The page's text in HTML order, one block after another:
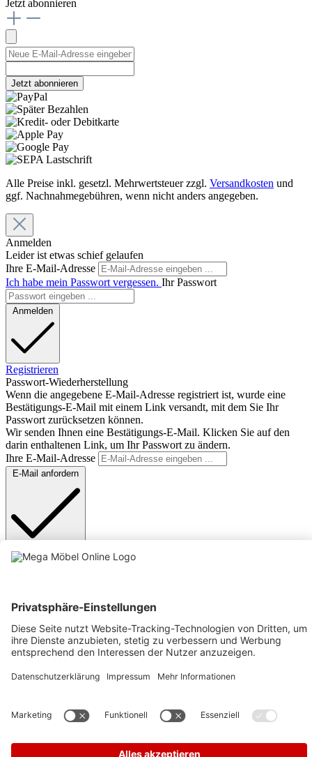
Jetzt abonnieren
Jetzt abonnieren
Alle Preise inkl. gesetzl. Mehrwertsteuer zzgl. Versandkosten und
ggf. Nachnahmegebühren, wenn nicht anders angegeben.
Anmelden
Leider ist etwas schief gelaufen
Ihre E-Mail-Adresse
Ich habe mein Passwort vergessen. Ihr Passwort
Anmelden
Registrieren
Passwort-Wiederherstellung
Wenn die angegebene E-Mail-Adresse registriert ist, wurde eine
Bestätigungs-E-Mail mit einem Link versandt, mit dem Sie Ihr
Passwort zurücksetzen können.
Wir senden Ihnen eine Bestätigungs-E-Mail. Klicken Sie auf den
darin enthaltenen Link, um Ihr Passwort zu ändern.
Ihre E-Mail-Adresse
E-Mail anfordern
Anmelden
Links unterstreichen
Gut lesbare Schrift
Animationen stoppen
Überschriften hervorheben
Großer Cursor
Leseführung
Bilder ausblenden
Zurücksetzen
Werkzeugleiste anzeigen